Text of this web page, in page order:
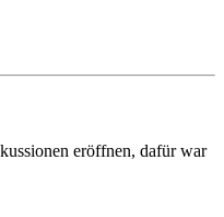
eröffnen, dafür war